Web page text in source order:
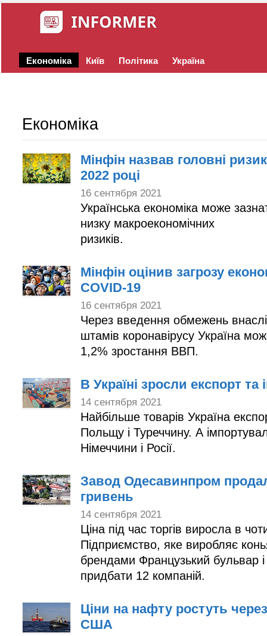
Економіка Київ Політика Україна
Економіка
Мінфін назвав головні
2022 році
16 сентября 2021
Українська економіка може
низку макроекономічних
Мінфін оцінив загрозу
COVID-19
16 сентября 2021
Через введення обмежень
штамів коронавірусу Україна
1,2% зростання ВВП.
В Україні зросли експорт та
14 сентября 2021
Найбільше товарів Україна
Польщу і Туреччину. А
Німеччини і Росії.
Завод Одесавинпром
гривень
14 сентября 2021
Ціна під час торгів виросла в
Підприємство, яке виробляє
брендами Французький бульвар і
придбати 12 компаній.
Ціни на нафту ростуть
США